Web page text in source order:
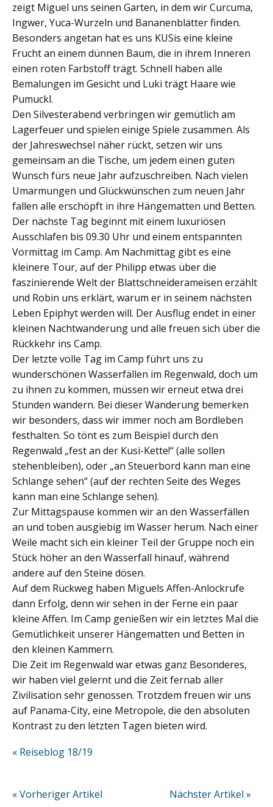
zeigt Miguel uns seinen Garten, in dem wir Curcuma,
Ingwer, Yuca-Wurzeln und Bananenblätter finden.
Besonders angetan hat es uns KUSis eine kleine
Frucht an einem dünnen Baum, die in ihrem Inneren
einen roten Farbstoff trägt. Schnell haben alle
Bemalungen im Gesicht und Luki trägt Haare wie
Pumuckl.
Den Silvesterabend verbringen wir gemütlich am
Lagerfeuer und spielen einige Spiele zusammen. Als
der Jahreswechsel näher rückt, setzen wir uns
gemeinsam an die Tische, um jedem einen guten
Wunsch fürs neue Jahr aufzuschreiben. Nach vielen
Umarmungen und Glückwünschen zum neuen Jahr
fallen alle erschöpft in ihre Hängematten und Betten.
Der nächste Tag beginnt mit einem luxuriösen
Ausschlafen bis 09.30 Uhr und einem entspannten
Vormittag im Camp. Am Nachmittag gibt es eine
kleinere Tour, auf der Philipp etwas über die
faszinierende Welt der Blattschneiderameisen erzählt
und Robin uns erklärt, warum er in seinem nächsten
Leben Epiphyt werden will. Der Ausflug endet in einer
kleinen Nachtwanderung und alle freuen sich über die
Rückkehr ins Camp.
Der letzte volle Tag im Camp führt uns zu
wunderschönen Wasserfällen im Regenwald, doch um
zu ihnen zu kommen, müssen wir erneut etwa drei
Stunden wandern. Bei dieser Wanderung bemerken
wir besonders, dass wir immer noch am Bordleben
festhalten. So tönt es zum Beispiel durch den
Regenwald „fest an der Kusi-Kette!“ (alle sollen
stehenbleiben), oder „an Steuerbord kann man eine
Schlange sehen“ (auf der rechten Seite des Weges
kann man eine Schlange sehen).
Zur Mittagspause kommen wir an den Wasserfällen
an und toben ausgiebig im Wasser herum. Nach einer
Weile macht sich ein kleiner Teil der Gruppe noch ein
Stück höher an den Wasserfall hinauf, während
andere auf den Steine dösen.
Auf dem Rückweg haben Miguels Affen-Anlockrufe
dann Erfolg, denn wir sehen in der Ferne ein paar
kleine Affen. Im Camp genießen wir ein letztes Mal die
Gemütlichkeit unserer Hängematten und Betten in
den kleinen Kammern.
Die Zeit im Regenwald war etwas ganz Besonderes,
wir haben viel gelernt und die Zeit fernab aller
Zivilisation sehr genossen. Trotzdem freuen wir uns
auf Panama-City, eine Metropole, die den absoluten
Kontrast zu den letzten Tagen bieten wird.
« Reiseblog 18/19
Nächster Artikel »
« Vorheriger Artikel